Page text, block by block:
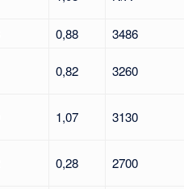
0,88 3486
0,82 3260
1,07 3130
0,28 2700